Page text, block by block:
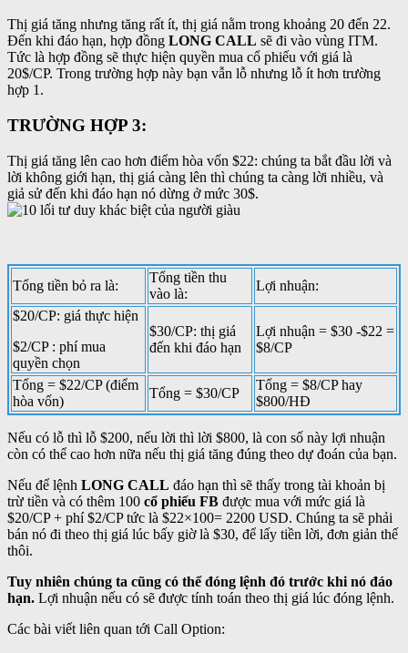
Thị giá tăng nhưng tăng rất ít, thị giá nằm trong khoảng 20 đến 22.
Đến khi đáo hạn, hợp đồng LONG CALL sẽ đi vào vùng ITM.
Tức là hợp đồng sẽ thực hiện quyền mua cổ phiếu với giá là
20$/CP. Trong trường hợp này bạn vẫn lỗ nhưng lỗ ít hơn trường
hợp 1.
TRƯỜNG HỢP 3:
Thị giá tăng lên cao hơn điểm hòa vốn $22: chúng ta bắt đầu lời và
lời không giới hạn, thị giá càng lên thì chúng ta càng lời nhiều, và
giả sử đến khi đáo hạn nó dừng ở mức 30$.
Tổng tiền bỏ ra là:
Tổng tiền thu
vào là:
Lợi nhuận:
$20/CP: giá thực hiện
$2/CP : phí mua
quyền chọn
$30/CP: thị giá
đến khi đáo hạn
Lợi nhuận = $30 -$22 =
$8/CP
Tổng = $22/CP (điểm
hòa vốn)
Tổng = $30/CP
Tổng = $8/CP hay
$800/HĐ
Nếu có lỗ thì lỗ $200, nếu lời thì lời $800, là con số này lợi nhuận
còn có thể cao hơn nữa nếu thị giá tăng đúng theo dự đoán của bạn.
Nếu để lệnh LONG CALL đáo hạn thì sẽ thấy trong tài khoản bị
trừ tiền và có thêm 100 cổ phiếu FB được mua với mức giá là
$20/CP + phí $2/CP tức là $22×100= 2200 USD. Chúng ta sẽ phải
bán nó đi theo thị giá lúc bấy giờ là $30, để lấy tiền lời, đơn giản thế
thôi.
Tuy nhiên chúng ta cũng có thể đóng lệnh đó trước khi nó đáo
hạn. Lợi nhuận nếu có sẽ được tính toán theo thị giá lúc đóng lệnh.
Các bài viết liên quan tới Call Option: